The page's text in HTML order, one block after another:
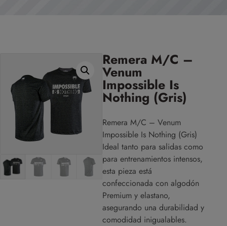
Remera M/C –
Venum
Impossible Is
Nothing (Gris)
Remera M/C – Venum
Impossible Is Nothing (Gris)
Ideal tanto para salidas como
para entrenamientos intensos,
esta pieza está
confeccionada con algodón
Premium y elastano,
asegurando una durabilidad y
comodidad inigualables.